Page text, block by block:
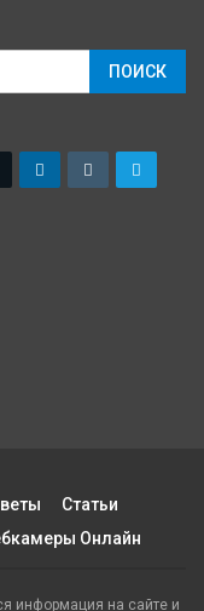
Статьи
Онлайн
информация на сайте и